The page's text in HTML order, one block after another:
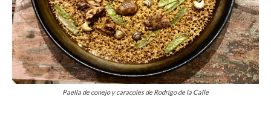
Paella de conejo y caracoles de Rodrigo de la Calle